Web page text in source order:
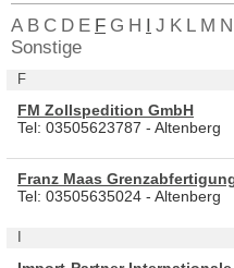
A B C D E F G H I J K L M N
Sonstige
F
FM Zollspedition GmbH
Tel: 03505623787 - Altenberg
Franz Maas
Tel: 03505635024 - Altenberg